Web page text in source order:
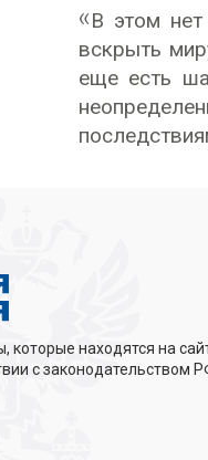
«В этом
вскрыть
еще есть
которые находятся на
с законодательством